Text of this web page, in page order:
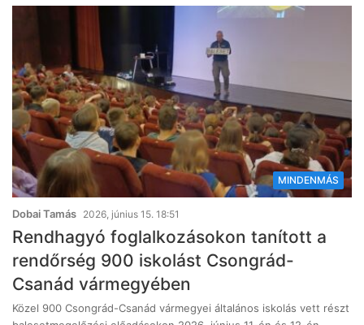
MINDENMÁS
Dobai Tamás 2026, június 15. 18:51
Rendhagyó foglalkozásokon tanított a
rendőrség 900 iskolást Csongrád-
Csanád vármegyében
Közel 900 Csongrád-Csanád vármegyei általános iskolás vett részt